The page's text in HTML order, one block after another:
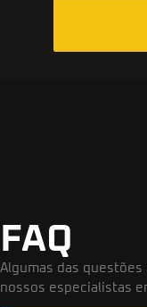
FAQ
Algumas das
nossos especialistas